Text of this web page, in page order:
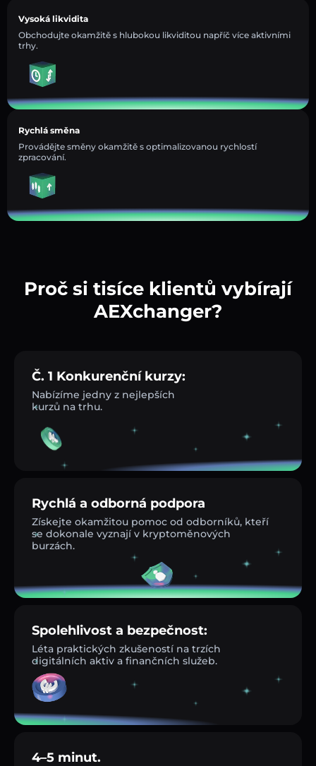
Vysoká likvidita
Obchodujte okamžitě s hlubokou likviditou napříč více aktivními
trhy.
Rychlá směna
Provádějte směny okamžitě s optimalizovanou rychlostí
zpracování.
Proč si tisíce klientů vybírají
AEXchanger?
Č. 1 Konkurenční kurzy:
Nabízíme jedny z nejlepších
kurzů na trhu.
Rychlá a odborná podpora
Získejte okamžitou pomoc od odborníků, kteří
se dokonale vyznají v kryptoměnových
burzách.
Spolehlivost a bezpečnost:
Léta praktických zkušeností na trzích
digitálních aktiv a finančních služeb.
4–5 minut.